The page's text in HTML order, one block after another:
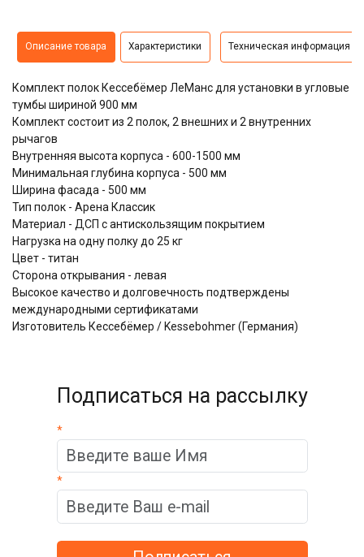
Описание товара Характеристики Техническая информация
Комплект полок Кессебёмер ЛеМанс для установки в угловые
тумбы шириной 900 мм
Комплект состоит из 2 полок, 2 внешних и 2 внутренних
рычагов
Внутренняя высота корпуса - 600-1500 мм
Минимальная глубина корпуса - 500 мм
Ширина фасада - 500 мм
Тип полок - Арена Классик
Материал - ДСП с антискользящим покрытием
Нагрузка на одну полку до 25 кг
Цвет - титан
Сторона открывания - левая
Высокое качество и долговечность подтверждены
международными сертификатами
Изготовитель Кессебёмер / Kessebohmer (Германия)
Подписаться на рассылку
*
*